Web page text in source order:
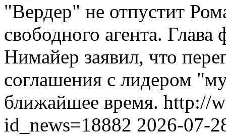
"Вердер" не отпустит
свободного агента.
Нимайер заявил, что
соглашения с лидером
ближайшее время. http://
id_news=18882 2026-07-